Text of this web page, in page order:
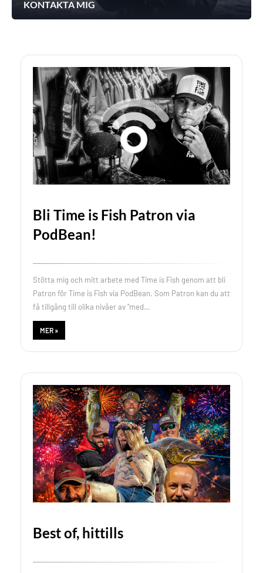
KONTAKTA MIG
Bli Time is Fish Patron via
PodBean!
Stötta mig och mitt arbete med Time is Fish genom att bli
Patron för Time is Fish via PodBean. Som Patron kan du att
få tillgång till olika nivåer av "med…
MER »
Best of, hittills